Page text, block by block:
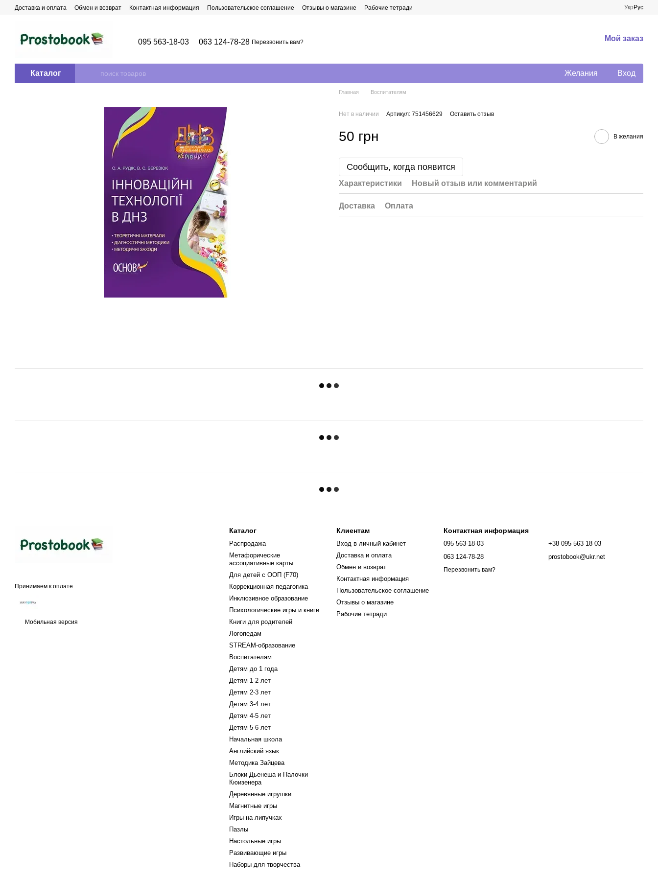
Перейти к основному контенту
Доставка и оплата Обмен и возврат Контактная информация Пользовательское соглашение Отзывы о магазине Рабочие тетради Укр Рус
095 563-18-03 063 124-78-28 Перезвонить вам? Мой заказ
Каталог Желания Вход
Главная Воспитателям
Нет в наличии Артикул: 751456629 Оставить отзыв
50 грн В желания
Сообщить, когда появится
Характеристики Новый отзыв или комментарий
Доставка Оплата
Принимаем к оплате
Мобильная версия
Каталог
Распродажа
Метафорические
ассоциативные карты
Для детей с ООП (F70)
Коррекционная педагогика
Инклюзивное образование
Психологические игры и книги
Книги для родителей
Логопедам
STREAM-образование
Воспитателям
Детям до 1 года
Детям 1-2 лет
Детям 2-3 лет
Детям 3-4 лет
Детям 4-5 лет
Детям 5-6 лет
Начальная школа
Английский язык
Методика Зайцева
Блоки Дьенеша и Палочки
Кюизенера
Деревянные игрушки
Магнитные игры
Игры на липучках
Пазлы
Настольные игры
Развивающие игры
Наборы для творчества
Клиентам
Вход в личный кабинет
Доставка и оплата
Обмен и возврат
Контактная информация
Пользовательское соглашение
Отзывы о магазине
Рабочие тетради
Контактная информация
095 563-18-03
063 124-78-28
Перезвонить вам?
+38 095 563 18 03
prostobook@ukr.net